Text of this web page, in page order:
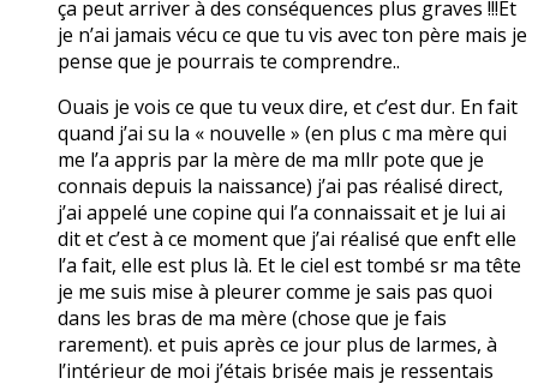
ça peut arriver à des conséquences plus graves !!!Et
je n’ai jamais vécu ce que tu vis avec ton père mais je
pense que je pourrais te comprendre..
Ouais je vois ce que tu veux dire, et c’est dur. En fait
quand j’ai su la « nouvelle » (en plus c ma mère qui
me l’a appris par la mère de ma mllr pote que je
connais depuis la naissance) j’ai pas réalisé direct,
j’ai appelé une copine qui l’a connaissait et je lui ai
dit et c’est à ce moment que j’ai réalisé que enft elle
l’a fait, elle est plus là. Et le ciel est tombé sr ma tête
je me suis mise à pleurer comme je sais pas quoi
dans les bras de ma mère (chose que je fais
rarement). et puis après ce jour plus de larmes, à
l’intérieur de moi j’étais brisée mais je ressentais